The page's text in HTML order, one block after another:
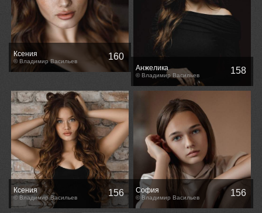
Ксения
© Владимир Васильев 160
Анжелика
© Владимир Васильев 158
Ксения
© Владимир Васильев 156 София
© Владимир Васильев 156